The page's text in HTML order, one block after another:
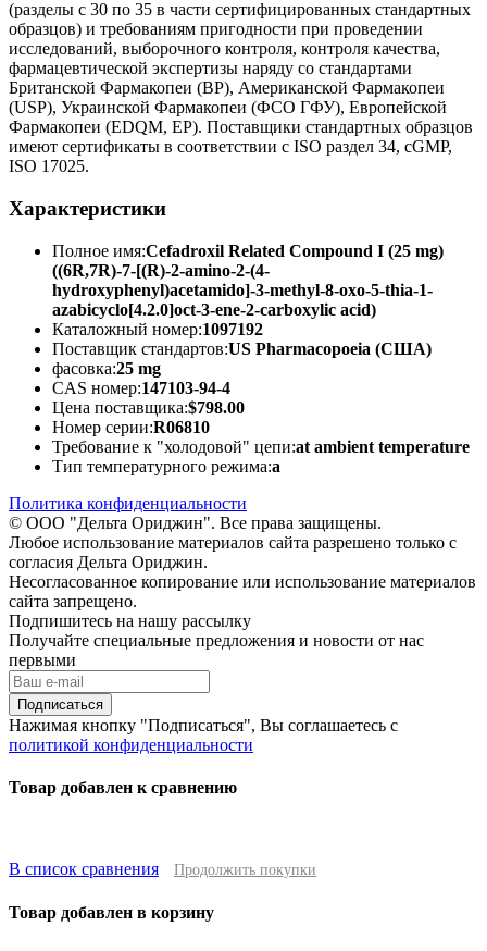
(разделы с 30 по 35 в части сертифицированных стандартных
образцов) и требованиям пригодности при проведении
исследований, выборочного контроля, контроля качества,
фармацевтической экспертизы наряду со стандартами
Британской Фармакопеи (BP), Американской Фармакопеи
(USP), Украинской Фармакопеи (ФСО ГФУ), Европейской
Фармакопеи (EDQM, EP). Поставщики стандартных образцов
имеют сертификаты в соответствии с ISO раздел 34, cGMP,
ISO 17025.
Характеристики
Полное имя:Cefadroxil Related Compound I (25 mg)
((6R,7R)-7-[(R)-2-amino-2-(4-
hydroxyphenyl)acetamido]-3-methyl-8-oxo-5-thia-1-
azabicyclo[4.2.0]oct-3-ene-2-carboxylic acid)
Каталожный номер:1097192
Поставщик стандартов:US Pharmacopoeia (США)
фасовка:25 mg
CAS номер:147103-94-4
Цена поставщика:$798.00
Номер серии:R06810
Требование к "холодовой" цепи:at ambient temperature
Тип температурного режима:a
Политика конфиденциальности
© ООО "Дельта Ориджин". Все права защищены.
Любое использование материалов сайта разрешено только с
согласия Дельта Ориджин.
Несогласованное копирование или использование материалов
сайта запрещено.
Подпишитесь на нашу рассылку
Получайте специальные предложения и новости от нас
первыми
Подписаться
Нажимая кнопку "Подписаться", Вы соглашаетесь с
политикой конфиденциальности
Товар добавлен к сравнению
В список сравнения Продолжить покупки
Товар добавлен в корзину